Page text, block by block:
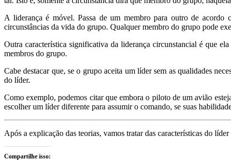
A liderança é móvel. Passa de um membro para outro de acordo
circunstâncias da vida do grupo. Qualquer membro do grupo pode
Outra característica significativa da liderança circunstancial é que
membros do grupo.
Cabe destacar que, se o grupo aceita um líder sem as qualidades
do líder.
Como exemplo, podemos citar que embora o piloto de um avião
escolher um líder diferente para assumir o comando, se suas
Após a explicação das teorias, vamos tratar das características do
Compartilhe isso: